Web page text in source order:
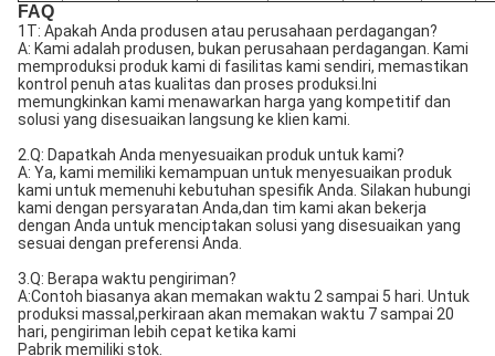
FAQ
1T: Apakah Anda produsen atau perusahaan perdagangan?
A: Kami adalah produsen, bukan perusahaan perdagangan. Kami
memproduksi produk kami di fasilitas kami sendiri, memastikan
kontrol penuh atas kualitas dan proses produksi.Ini
memungkinkan kami menawarkan harga yang kompetitif dan
solusi yang disesuaikan langsung ke klien kami.
2.Q: Dapatkah Anda menyesuaikan produk untuk kami?
A: Ya, kami memiliki kemampuan untuk menyesuaikan produk
kami untuk memenuhi kebutuhan spesifik Anda. Silakan hubungi
kami dengan persyaratan Anda,dan tim kami akan bekerja
dengan Anda untuk menciptakan solusi yang disesuaikan yang
sesuai dengan preferensi Anda.
3.Q: Berapa waktu pengiriman?
A:Contoh biasanya akan memakan waktu 2 sampai 5 hari. Untuk
produksi massal,perkiraan akan memakan waktu 7 sampai 20
hari, pengiriman lebih cepat ketika kami
Pabrik memiliki stok.